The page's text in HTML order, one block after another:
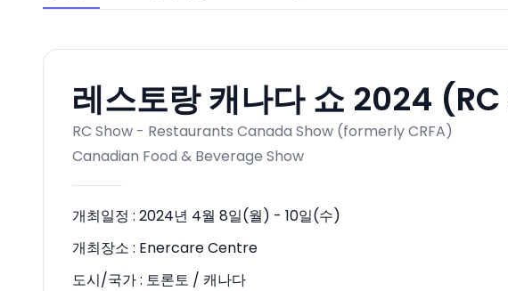
레스토랑 캐나다 쇼 2024
RC Show - Restaurants Canada Show (formerly CRFA)
Canadian Food & Beverage Show
개최일정 : 2024년 4월 8일(월) - 10일(수)
개최장소 : Enercare Centre
도시/국가 : 토론토 / 캐나다